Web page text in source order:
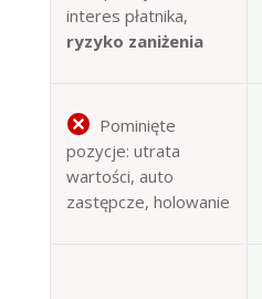
interes płatnika,
ryzyko zaniżenia
Pominięte
pozycje: utrata
wartości, auto
zastępcze, holowanie